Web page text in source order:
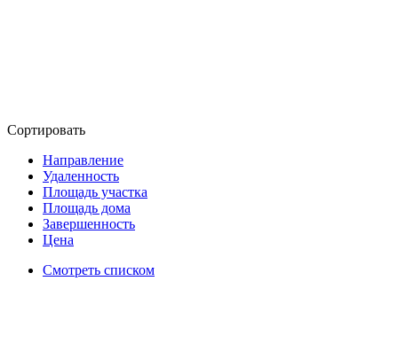
Сортировать
Направление
Удаленность
Площадь участка
Площадь дома
Завершенность
Цена
Смотреть списком